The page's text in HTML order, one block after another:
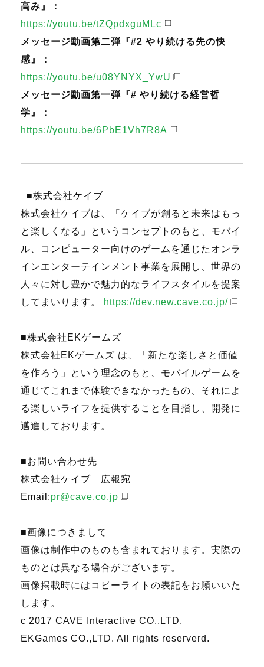
高み』：
https://youtu.be/tZQpdxguMLc
メッセージ動画第二弾『#2 やり続ける先の快
感』：
https://youtu.be/u08YNYX_YwU
メッセージ動画第一弾『# やり続ける経営哲
学』：
https://youtu.be/6PbE1Vh7R8A
■株式会社ケイブ
株式会社ケイブは、「ケイブが創ると未来はもっ
と楽しくなる」というコンセプトのもと、モバイ
ル、コンピューター向けのゲームを通じたオンラ
インエンターテインメント事業を展開し、世界の
人々に対し豊かで魅力的なライフスタイルを提案
してまいります。
https://dev.new.cave.co.jp/
■株式会社EKゲームズ
株式会社EKゲームズ は、「新たな楽しさと価値
を作ろう」という理念のもと、モバイルゲームを
通じてこれまで体験できなかったもの、それによ
る楽しいライフを提供することを目指し、開発に
邁進しております。
■お問い合わせ先
株式会社ケイブ 広報宛
Email:pr@cave.co.jp
■画像につきまして
画像は制作中のものも含まれております。実際の
ものとは異なる場合がございます。
画像掲載時にはコピーライトの表記をお願いいた
します。
c 2017 CAVE Interactive CO.,LTD.
EKGames CO.,LTD. All rights reserverd.